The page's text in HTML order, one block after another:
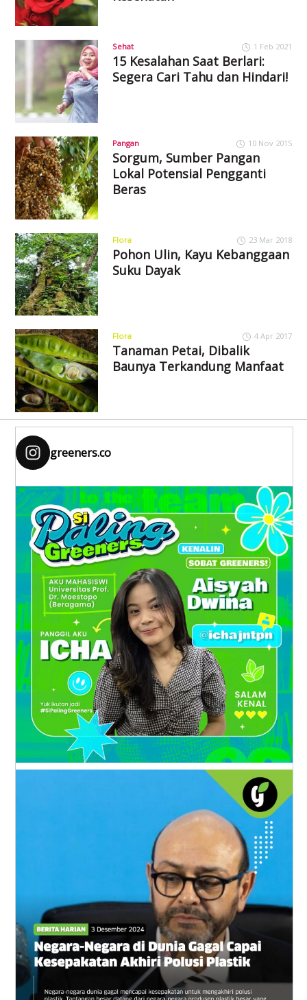
Sehat 1 Feb 2021
15 Kesalahan Saat Berlari:
Segera Cari Tahu dan Hindari!
Pangan 10 Nov 2015
Sorgum, Sumber Pangan
Lokal Potensial Pengganti
Beras
Flora 23 Mar 2018
Pohon Ulin, Kayu Kebanggaan
Suku Dayak
Flora 4 Apr 2017
Tanaman Petai, Dibalik
Baunya Terkandung Manfaat
greeners.co